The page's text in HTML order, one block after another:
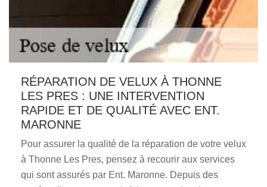
RÉPARATION DE VELUX À THONNE
LES PRES : UNE INTERVENTION
RAPIDE ET DE QUALITÉ AVEC ENT.
MARONNE
Pour assurer la qualité de la réparation de votre velux
à Thonne Les Pres, pensez à recourir aux services
qui sont assurés par Ent. Maronne. Depuis des